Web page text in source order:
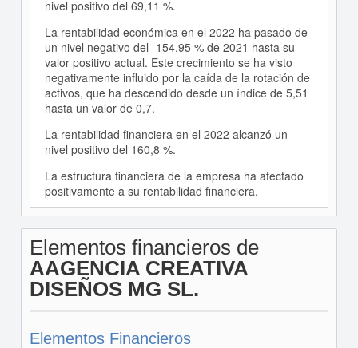
nivel positivo del 69,11 %.
La rentabilidad económica en el 2022 ha pasado de
un nivel negativo del -154,95 % de 2021 hasta su
valor positivo actual. Este crecimiento se ha visto
negativamente influido por la caída de la rotación de
activos, que ha descendido desde un índice de 5,51
hasta un valor de 0,7.
La rentabilidad financiera en el 2022 alcanzó un
nivel positivo del 160,8 %.
La estructura financiera de la empresa ha afectado
positivamente a su rentabilidad financiera.
Elementos financieros de
AAGENCIA CREATIVA
DISEÑOS MG SL.
Elementos Financieros